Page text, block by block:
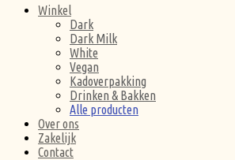
Winkel
Dark
Dark Milk
White
Vegan
Kadoverpakking
Drinken & Bakken
Alle producten
Over ons
Zakelijk
Contact